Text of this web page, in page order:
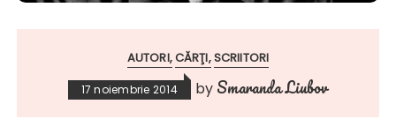
AUTORI CĂRŢI SCRIITORI
17 noiembrie 2014 by Smaranda Liubov